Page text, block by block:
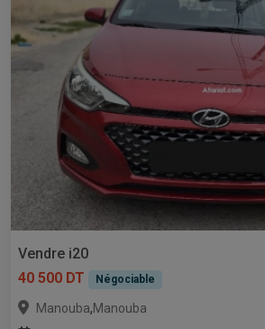
Vendre i20
40 500 DT
Négociable
Manouba,Manouba